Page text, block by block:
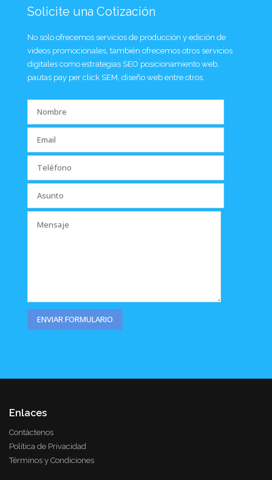
Solicite una Cotización
No solo ofrecemos servicios de producción y edición de
videos promocionales, también ofrecemos otros servicios
digitales como estrategias SEO posicionamiento web,
pautas pay per click SEM, diseño web entre otros.
Enlaces
Contáctenos
Política de Privacidad
Términos y Condiciones